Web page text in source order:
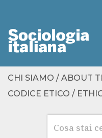
Cerca
CHI SIAMO / ABOUT
CODICE ETICO /